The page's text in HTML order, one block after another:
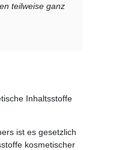
teilweise ganz
Inhaltsstoffe
ist es gesetzlich
kosmetischer